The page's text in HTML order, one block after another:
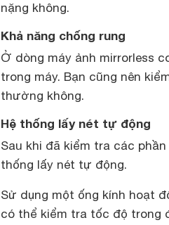
nặng không.
Khả năng chống rung
Ở dòng máy ảnh mirrorless
trong máy. Bạn cũng nên
thường không.
Hệ thống lấy nét tự động
Sau khi đã kiểm tra các
thống lấy nét tự động.
Sử dụng một ống kính hoạt
có thể kiểm tra tốc độ trong